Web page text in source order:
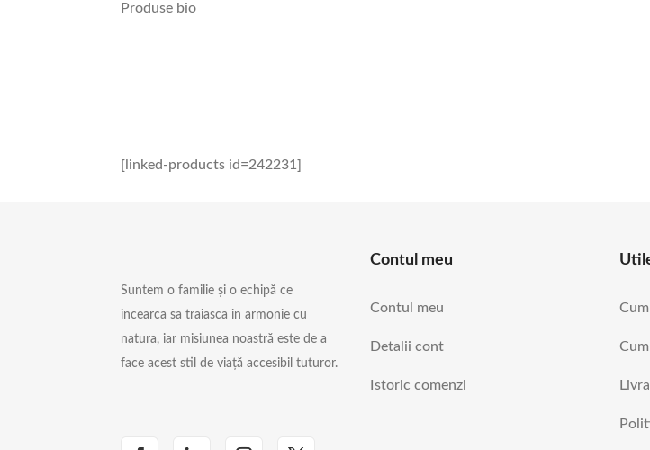
Produse bio
[linked-products id=242231]
Suntem o familie și o echipă ce
incearca sa traiasca in armonie cu
natura, iar misiunea noastră este de a
face acest stil de viață accesibil tuturor.
Contul meu
Contul meu
Detalii cont
Istoric comenzi